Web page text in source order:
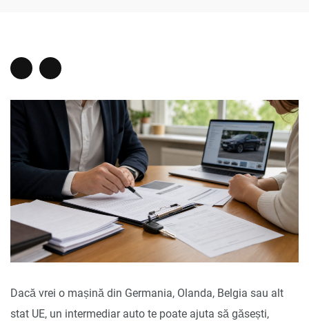
Dacă vrei o mașină din Germania, Olanda, Belgia sau alt
stat UE, un intermediar auto te poate ajuta să găsești,